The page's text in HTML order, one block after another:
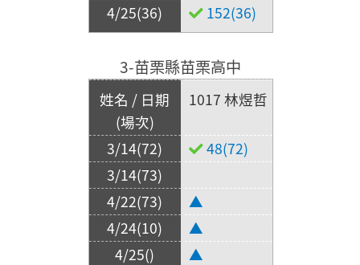
152(36)
3-苗栗縣苗栗高中
1017 林煜哲
48(72)
▲
▲
▲